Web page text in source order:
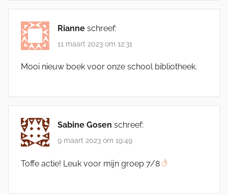
Rianne schreef:
11 maart 2023 om 12:31
Mooi nieuw boek voor onze school bibliotheek.
Sabine Gosen schreef:
9 maart 2023 om 19:49
Toffe actie! Leuk voor mijn groep 7/8